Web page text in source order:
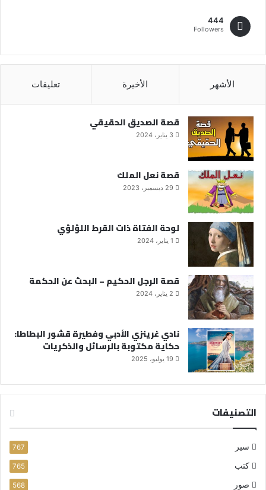
444
Followers
الأشهر الأخيرة تعليقات
قصة الصديق الحقيقي
3 يناير، 2024
قصة نعل الملك
29 ديسمبر، 2023
لوحة الفتاة ذات القرط اللؤلؤي
1 يناير، 2024
قصة الرجل الحكيم – البحث عن الحكمة
2 يناير، 2024
نادي غرينزي الأدبي وفطيرة قشور البطاطا:
حكاية مكتوبة بالرسائل والذكريات
19 يوليو، 2025
التصنيفات
سير 767
كتب 765
صور 568